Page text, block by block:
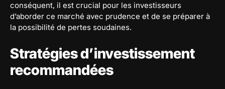
conséquent, il est crucial pour les investisseurs
d’aborder ce marché avec prudence et de se préparer à
la possibilité de pertes soudaines.
Stratégies d’investissement
recommandées